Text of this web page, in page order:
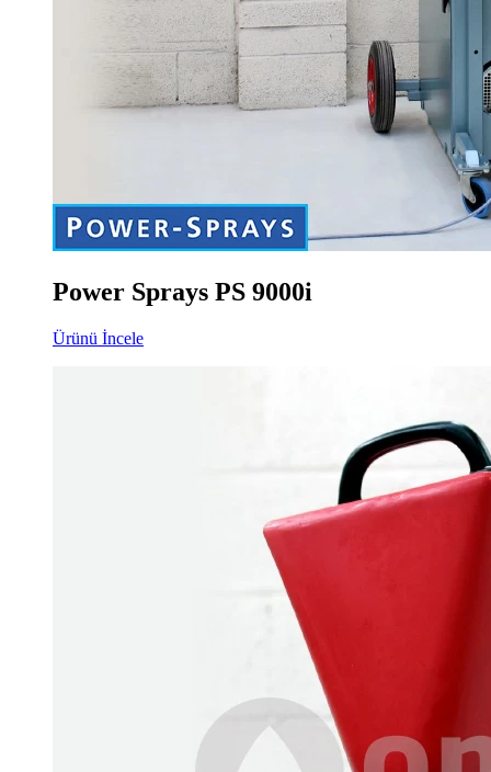
Power Sprays PS 9000i
Ürünü İncele